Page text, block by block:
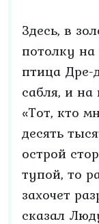
Здесь, в
потолку на
птица Дре-
сабля, и
«Тот, кто
десять
острой
тупой, то
захочет
сказал